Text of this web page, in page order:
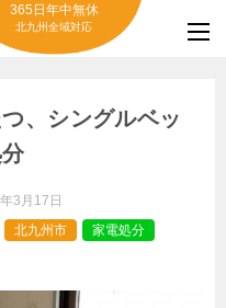
365日年中無休
北九州全域対応
、シングルベッ
3月17日
北九州市 家電処分